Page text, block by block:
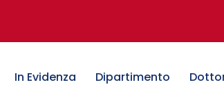
In Evidenza Dipartimento